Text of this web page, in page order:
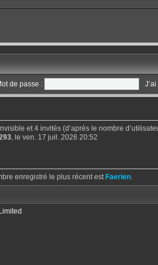
de passe :
et 4 invités (d’après le nombre
, le ven. 17 juil. 2026 20:52
enregistré le plus récent est Faerien.